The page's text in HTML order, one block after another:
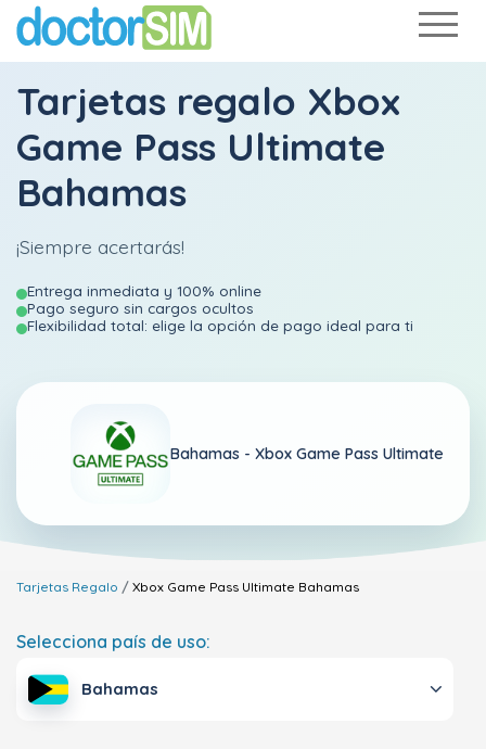
Tarjetas regalo Xbox
Game Pass Ultimate
Bahamas
¡Siempre acertarás!
Entrega inmediata y 100% online
Pago seguro sin cargos ocultos
Flexibilidad total: elige la opción de pago ideal para ti
Bahamas - Xbox Game Pass Ultimate
Tarjetas Regalo Xbox Game Pass Ultimate Bahamas
Selecciona país de uso:
Bahamas